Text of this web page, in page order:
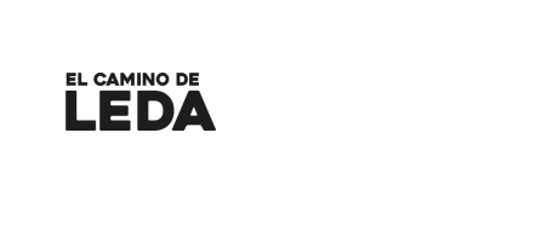
Ir al contenido principal